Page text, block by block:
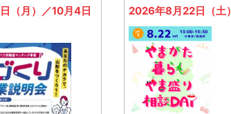
（月）／10月4日
2026年8月22日（土）